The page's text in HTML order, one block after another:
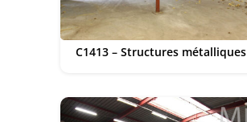
C1413 – Structures métalliques